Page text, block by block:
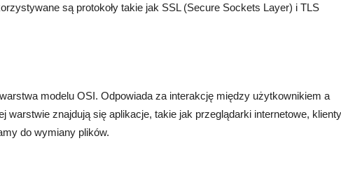
są protokoły takie jak SSL (Secure Sockets Layer) i TLS
modelu OSI. Odpowiada za interakcję między użytkownikiem a
warstwie znajdują się aplikacje, takie jak przeglądarki internetowe, klienty
do wymiany plików.